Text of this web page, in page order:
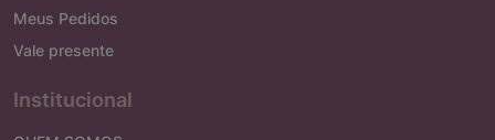
Meus Pedidos
Vale presente
Institucional